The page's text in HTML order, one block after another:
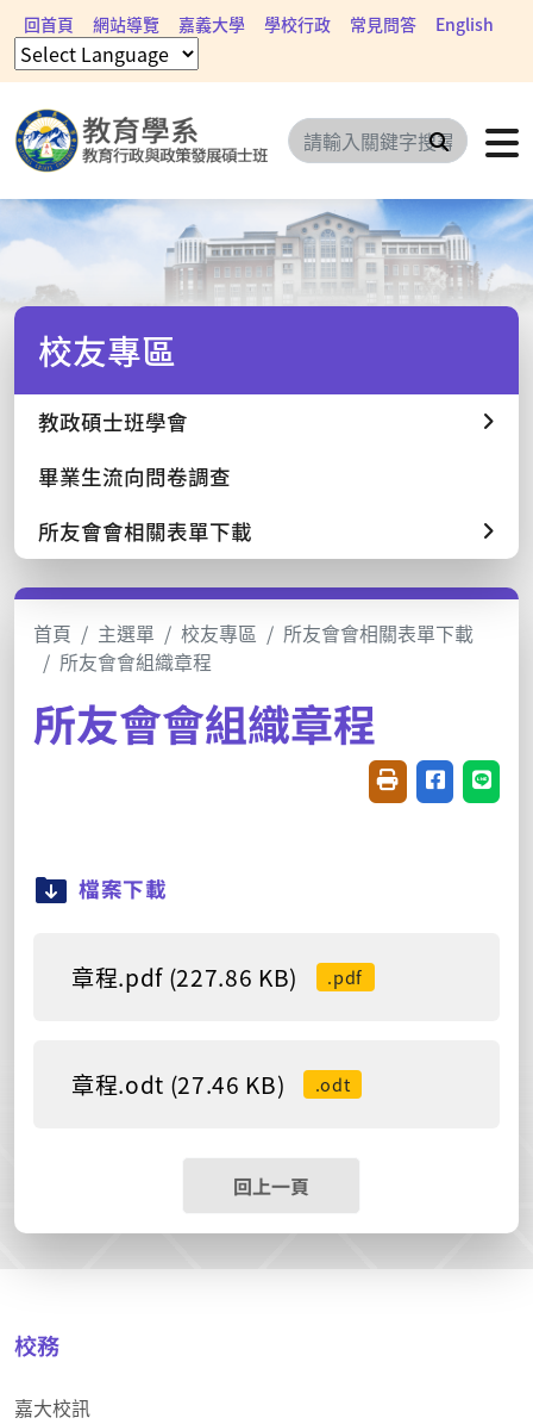
回首頁 網站導覽 嘉義大學 學校行政 常見問答 English
搜尋
校友專區
教政碩士班學會
畢業生流向問卷調查
所友會會相關表單下載
首頁 主選單 校友專區
所友會會相關表單下載
所友會會組織章程
所友會會組織章程
友善列印(開新視
分享至臉書
分享
檔案下載
章程.pdf (227.86 KB) .pdf
章程.odt (27.46 KB) .odt
回上一頁
校務
嘉大校訊